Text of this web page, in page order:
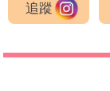
追蹤